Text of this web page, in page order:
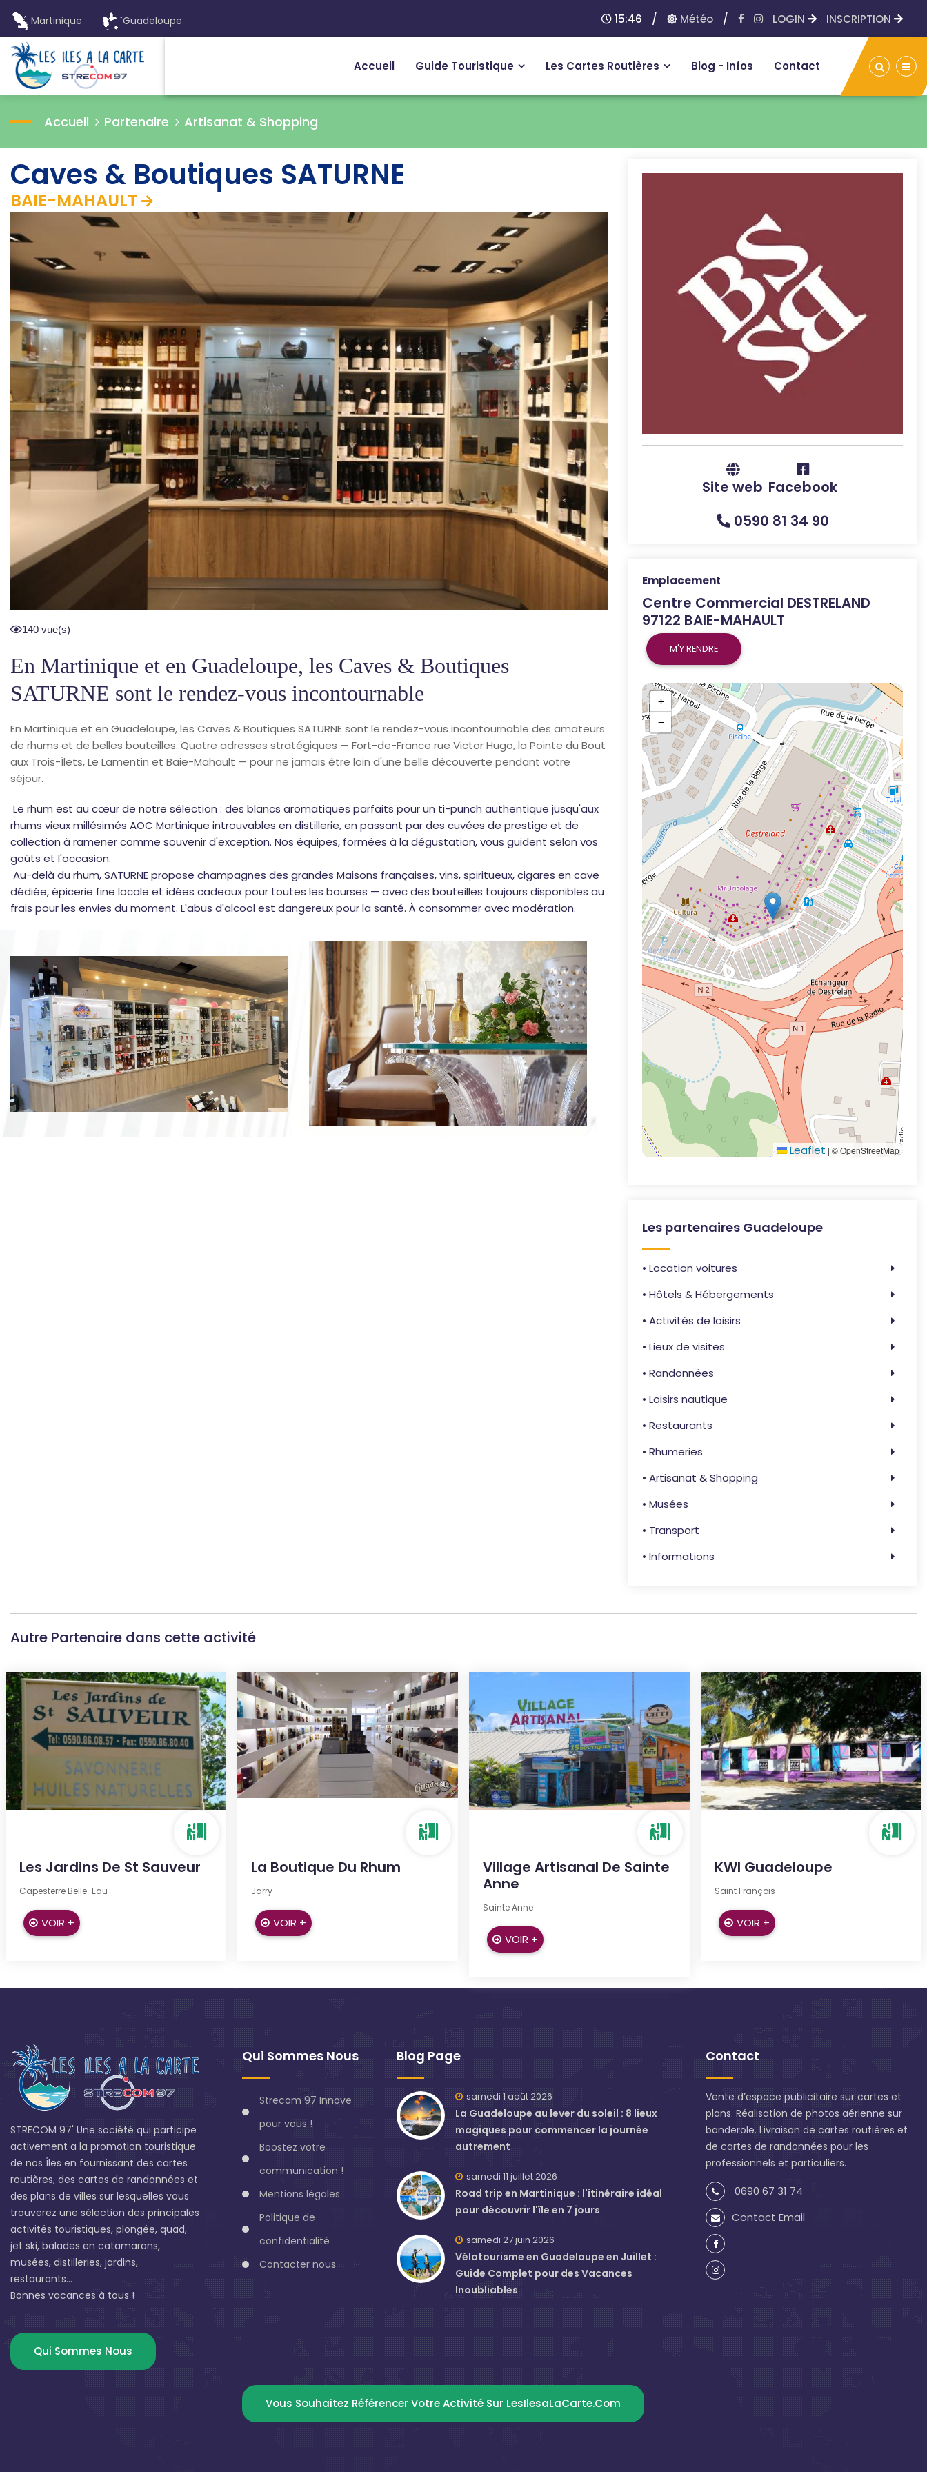
Martinique Guadeloupe 15:46 / Météo / LOGIN INSCRIPTION
Accueil Guide Touristique Les Cartes Routières Blog - Infos Contact
Accueil Partenaire Artisanat & Shopping
Caves & Boutiques SATURNE
BAIE-MAHAULT
140 vue(s)
En Martinique et en Guadeloupe, les Caves & Boutiques
SATURNE sont le rendez-vous incontournable
En Martinique et en Guadeloupe, les Caves & Boutiques SATURNE sont le rendez-vous incontournable des amateurs
de rhums et de belles bouteilles. Quatre adresses stratégiques — Fort-de-France rue Victor Hugo, la Pointe du Bout
aux Trois-Îlets, Le Lamentin et Baie-Mahault — pour ne jamais être loin d'une belle découverte pendant votre
séjour.
Le rhum est au cœur de notre sélection : des blancs aromatiques parfaits pour un ti-punch authentique jusqu'aux
rhums vieux millésimés AOC Martinique introuvables en distillerie, en passant par des cuvées de prestige et de
collection à ramener comme souvenir d'exception. Nos équipes, formées à la dégustation, vous guident selon vos
goûts et l'occasion.
Au-delà du rhum, SATURNE propose champagnes des grandes Maisons françaises, vins, spiritueux, cigares en cave
dédiée, épicerie fine locale et idées cadeaux pour toutes les bourses — avec des bouteilles toujours disponibles au
frais pour les envies du moment. L'abus d'alcool est dangereux pour la santé. À consommer avec modération.
Site web Facebook
0590 81 34 90
Emplacement
Centre Commercial DESTRELAND
97122 BAIE-MAHAULT
M'Y RENDRE
+
−
Leaflet | © OpenStreetMap
Les partenaires Guadeloupe
• Location voitures
• Hôtels & Hébergements
• Activités de loisirs
• Lieux de visites
• Randonnées
• Loisirs nautique
• Restaurants
• Rhumeries
• Artisanat & Shopping
• Musées
• Transport
• Informations
Autre Partenaire dans cette activité
Les Jardins De St Sauveur
Capesterre Belle-Eau
VOIR +
La Boutique Du Rhum
Jarry
VOIR +
Village Artisanal De Sainte
Anne
Sainte Anne
VOIR +
KWI Guadeloupe
Saint François
VOIR +
STRECOM 97' Une société qui participe
activement a la promotion touristique
de nos Îles en fournissant des cartes
routières, des cartes de randonnées et
des plans de villes sur lesquelles vous
trouverez une sélection des principales
activités touristiques, plongée, quad,
jet ski, balades en catamarans,
musées, distilleries, jardins,
restaurants...
Bonnes vacances à tous !
Qui Sommes Nous
Qui Sommes Nous
Strecom 97 Innove
pour vous !
Boostez votre
communication !
Mentions légales
Politique de
confidentialité
Contacter nous
Blog Page
samedi 1 août 2026
La Guadeloupe au lever du soleil : 8 lieux
magiques pour commencer la journée
autrement
samedi 11 juillet 2026
Road trip en Martinique : l'itinéraire idéal
pour découvrir l'île en 7 jours
samedi 27 juin 2026
Vélotourisme en Guadeloupe en Juillet :
Guide Complet pour des Vacances
Inoubliables
Contact
Vente d’espace publicitaire sur cartes et
plans. Réalisation de photos aérienne sur
banderole. Livraison de cartes routières et
de cartes de randonnées pour les
professionnels et particuliers.
0690 67 31 74
Contact Email
Vous Souhaitez Référencer Votre Activité Sur LesIlesaLaCarte.com